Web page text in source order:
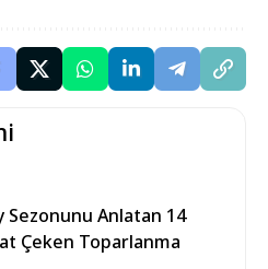
Sezonunu Anlatan 14
Çeken Toparlanma